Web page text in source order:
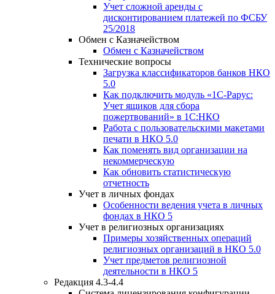
Учет сложной аренды с
дисконтированием платежей по ФСБУ
25/2018
Обмен с Казначейством
Обмен с Казначейством
Технические вопросы
Загрузка классификаторов банков НКО
5.0
Как подключить модуль «1С-Рарус:
Учет ящиков для сбора
пожертвований» в 1С:НКО
Работа с пользовательскими макетами
печати в НКО 5.0
Как поменять вид организации на
некоммерческую
Как обновить статистическую
отчетность
Учет в личных фондах
Особенности ведения учета в личных
фондах в НКО 5
Учет в религиозных организациях
Примеры хозяйственных операций
религиозных организаций в НКО 5.0
Учет предметов религиозной
деятельности в НКО 5
Редакция 4.3-4.4